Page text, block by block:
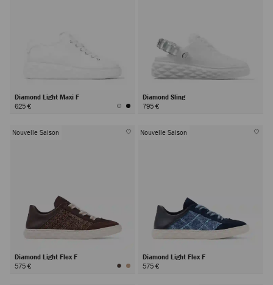
Diamond Light Maxi F
625 €
Diamond Sling
795 €
Nouvelle Saison
Diamond Light Flex F
575 €
Nouvelle Saison
Diamond Light Flex F
575 €